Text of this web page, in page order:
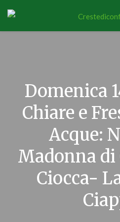
Domenica
Chiare e
Acque:
Madonna
Ciocca-